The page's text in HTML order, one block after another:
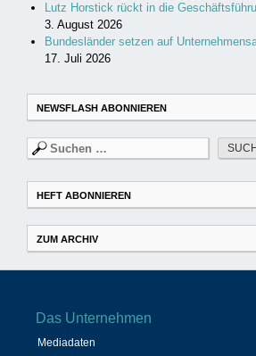
Lutz Horstick rückt in die
3. August 2026
Bundesländer setzen auf
17. Juli 2026
NEWSFLASH ABONNIEREN
Suchen
nach:
HEFT ABONNIEREN
ZUM ARCHIV
Das Unternehmen
Mediadaten